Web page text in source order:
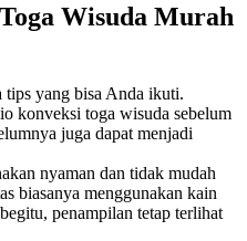
Wisuda Murah
tips yang bisa Anda ikuti.
konveksi toga wisuda sebelum
juga dapat menjadi
nyaman dan tidak mudah
biasanya menggunakan kain
penampilan tetap terlihat